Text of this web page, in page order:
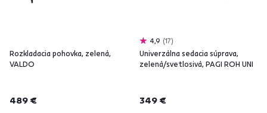
Rozkladacia pohovka, zelená,
VALDO
489 €
4,9 17
Univerzálna sedacia súprava,
zelená/svetlosivá, PAGI ROH UNI
349 €